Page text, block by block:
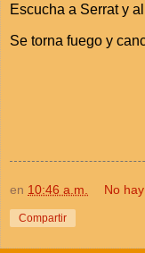
Escucha a Serrat y
Se torna fuego y
en 10:46 a.m. No
Compartir